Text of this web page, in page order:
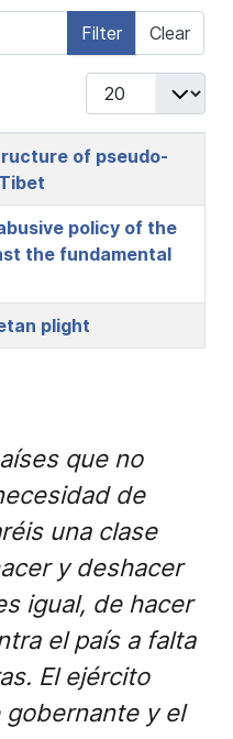
Filter Clear
Display #
of pseudo-
policy of the
the fundamental
plight
que no
de
una clase
y deshacer
igual, de hacer
el país a falta
El ejército
gobernante y el